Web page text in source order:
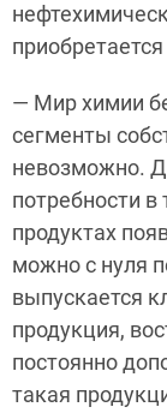
— Мир химии
сегменты
невозможно.
потребности
продуктах
можно с нуля
выпускается
продукция,
постоянно
такая